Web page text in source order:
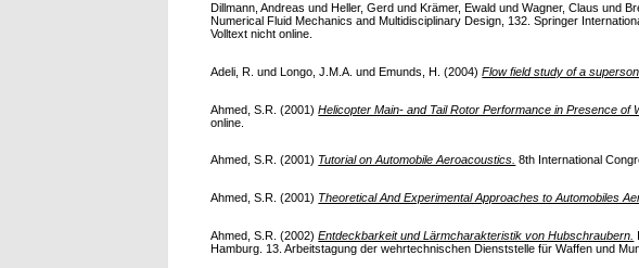
Dillmann, Andreas undHeller, Gerd undKrämer, Ewald undWagner, Claus und
Numerical Fluid Mechanics and Multidisciplinary Design, 132. Springer
Volltext nicht online.
Adeli, R. undLongo, J.M.A. undEmunds, H. (2004)Flow field study of a
Ahmed, S.R. (2001)Helicopter Main- and Tail Rotor Performance in Presence of
online.
Ahmed, S.R. (2001) Tutorial on Automobile Aeroacoustics. 8th International
Ahmed, S.R. (2001) Theoretical And Experimental Approaches to Automobiles
Ahmed, S.R. (2002)Entdeckbarkeit und Lärmcharakteristik von Hubschraubern.
Hamburg. 13. Arbeitstagung der wehrtechnischen Dienststelle für Waffen und